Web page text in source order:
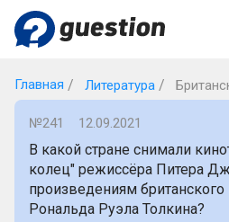
Главная Литература
№241 12.09.2021
В какой стране снимали
колец" режиссёра Питера
произведениям
Рональда Руэла Толкина?